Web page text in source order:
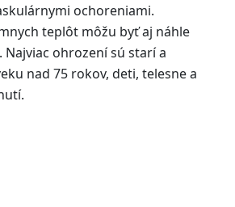
ochoreniami.
teplôt môžu byť aj náhle
ohrození sú starí a
nad 75 rokov, deti, telesne a